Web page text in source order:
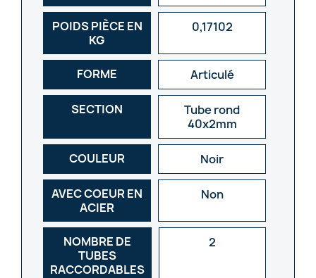
POIDS PIÈCE EN
KG
0,17102
FORME Articulé
SECTION
Tube rond
40x2mm
COULEUR Noir
AVEC COEUR EN
ACIER
Non
NOMBRE DE
TUBES
RACCORDABLES
2